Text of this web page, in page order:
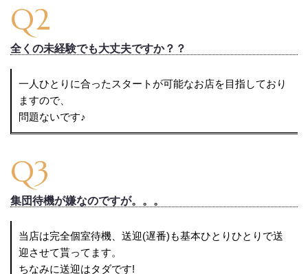
Q2
全くの未経験でも大丈夫ですか？？
一人ひとりに合ったスタートが可能なお店を目指しており
ますので、
問題ないです♪
Q3
集団待機が嫌なのですが。。。
当店は完全個室待機、送迎(遅番)も基本ひとりひとりで送
迎させて貰ってます。
ちなみに送迎はタダです!